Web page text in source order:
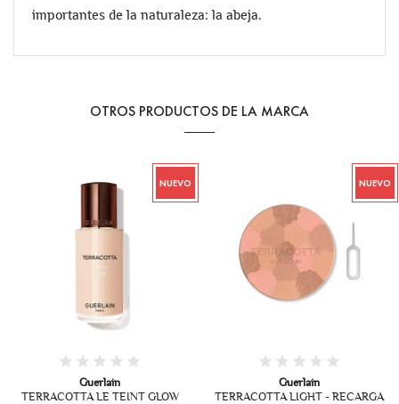
importantes de la naturaleza: la abeja.
OTROS PRODUCTOS DE LA MARCA
NUEVO
Guerlain
TERRACOTTA LE TEINT GLOW
NUEVO
Guerlain
TERRACOTTA LIGHT - RECARGA